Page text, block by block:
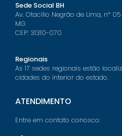
Sede Social BH
Av. Otacílio Negrão de Lima, nº
MG
CEP: 31310-070
Regionais
As 17 sedes regionais estão
cidades do interior do estado.
ATENDIMENTO
Entre em contato conosco: